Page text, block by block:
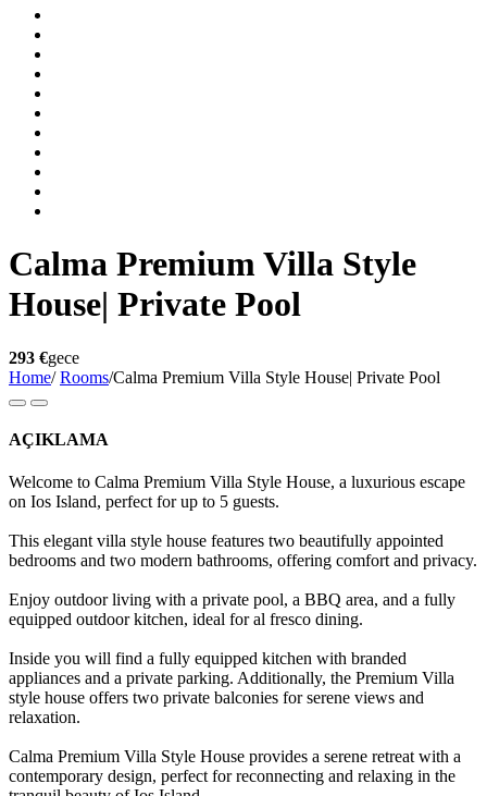
Calma Premium Villa Style
House| Private Pool
293 €gece
Home/ Rooms/Calma Premium Villa Style House| Private Pool
AÇIKLAMA
Welcome to Calma Premium Villa Style House, a luxurious escape
on Ios Island, perfect for up to 5 guests.
This elegant villa style house features two beautifully appointed
bedrooms and two modern bathrooms, offering comfort and privacy.
Enjoy outdoor living with a private pool, a BBQ area, and a fully
equipped outdoor kitchen, ideal for al fresco dining.
Inside you will find a fully equipped kitchen with branded
appliances and a private parking. Additionally, the Premium Villa
style house offers two private balconies for serene views and
relaxation.
Calma Premium Villa Style House provides a serene retreat with a
contemporary design, perfect for reconnecting and relaxing in the